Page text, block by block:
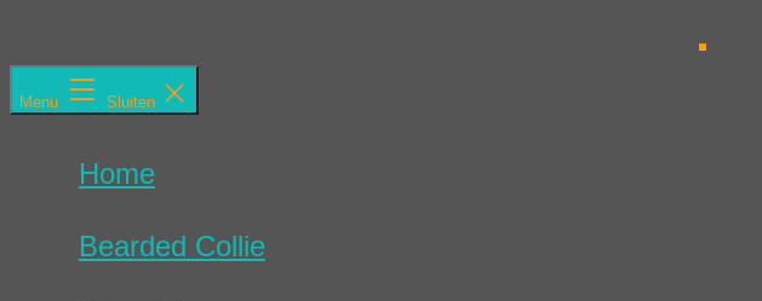
de
inhoud
NBCC
Menu Sluiten
Home
Bearded Collie